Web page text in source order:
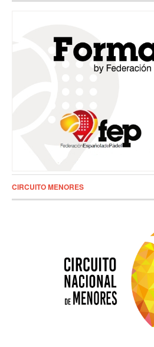
CIRCUITO MENORES